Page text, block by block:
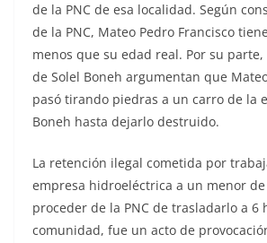
de la PNC de esa localidad. Según
de la PNC, Mateo Pedro Francisco
menos que su edad real. Por su
de Solel Boneh argumentan que
pasó tirando piedras a un carro de la
Boneh hasta dejarlo destruido.
La retención ilegal cometida por
empresa hidroeléctrica a un menor
proceder de la PNC de trasladarlo a 6
comunidad, fue un acto de